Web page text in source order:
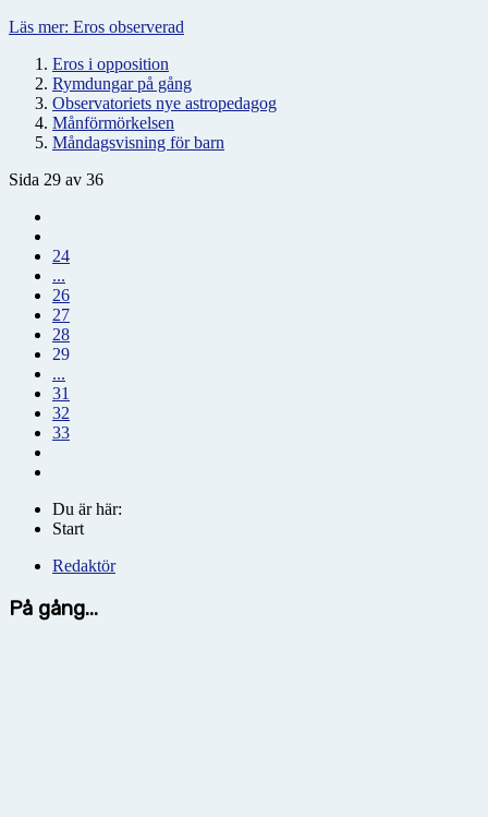
Läs mer: Eros observerad
Eros i opposition
Rymdungar på gång
Observatoriets nye astropedagog
Månförmörkelsen
Måndagsvisning för barn
Sida 29 av 36
24
...
26
27
28
29
...
31
32
33
Du är här:
Start
Redaktör
På gång...